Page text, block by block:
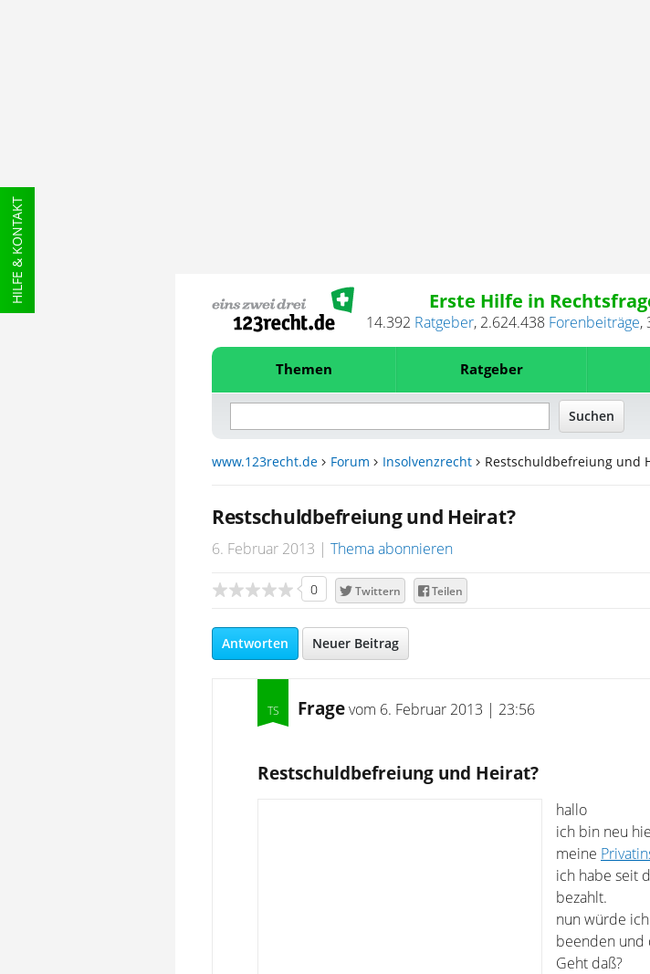
HILFE & KONTAKT Erste Hilfe in
14.392 Ratgeber, 2.624.438 Forenbeiträge,
Themen Ratgeber
www.123recht.de Forum Insolvenzrecht Restschuldbefreiung und
Restschuldbefreiung und Heirat?
6. Februar 2013 Thema abonnieren
0 Twittern Teilen
Antworten Neuer Beitrag
Fragevom 6. Februar 2013 | 23:56
Restschuldbefreiung und Heirat?
hallo
ich bin neu
meine
ich habe seit
bezahlt.
nun würde
beenden und
Geht daß?